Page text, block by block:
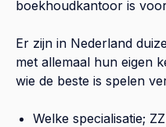
boekhoudkantoor is
Er zijn in Nederland
met allemaal hun eigen
wie de beste is spelen
Welke specialisatie;